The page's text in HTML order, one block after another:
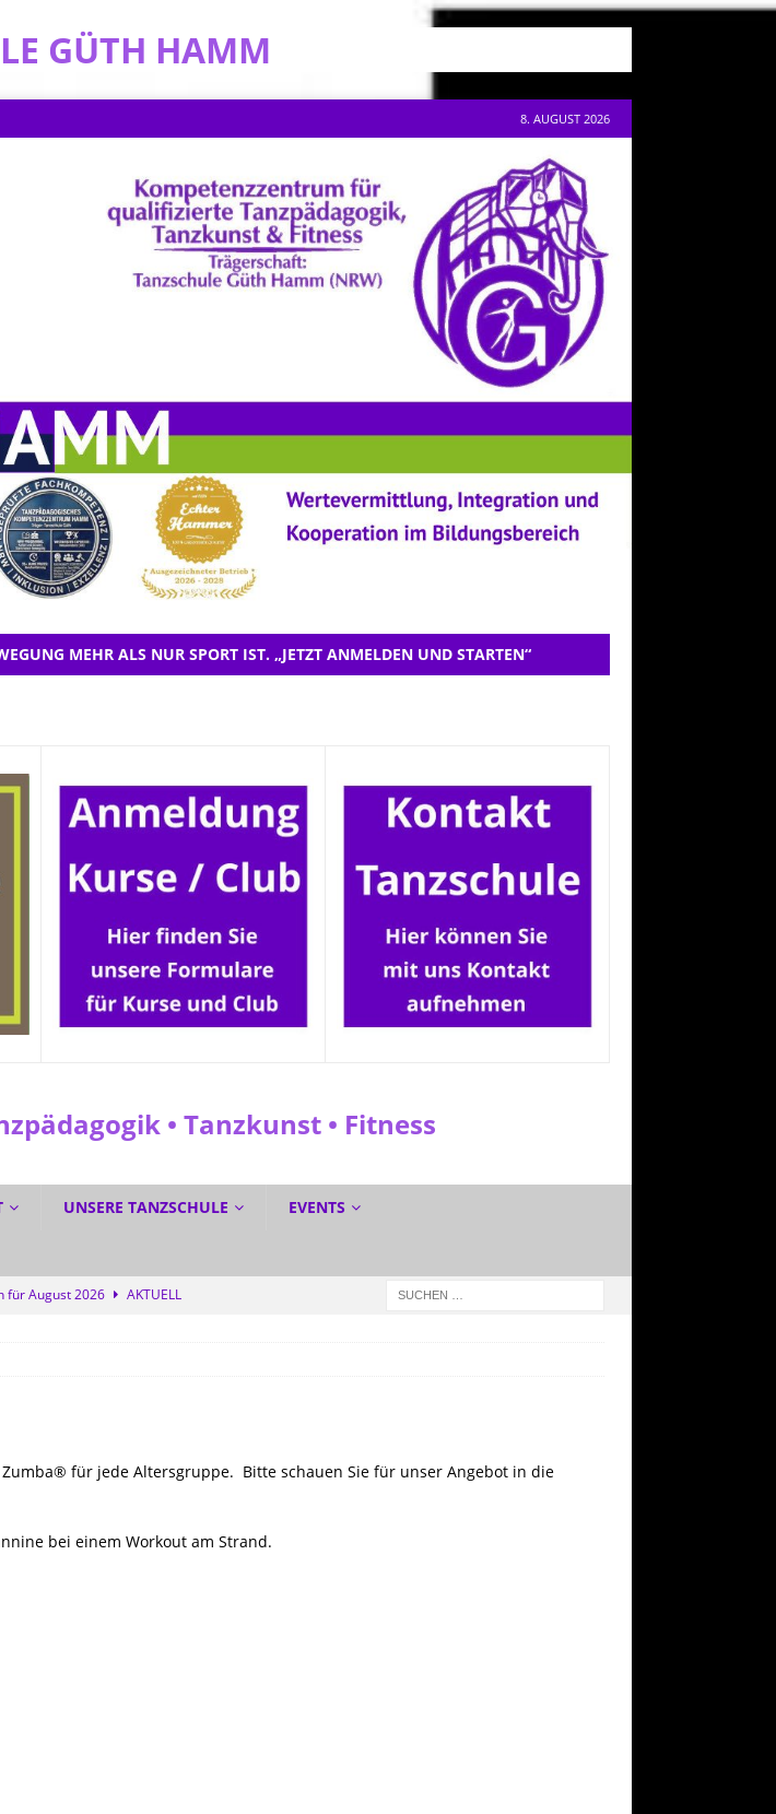
GÜTH HAMM
8. AUGUST 2026
MEHR ALS NUR SPORT IST. „JETZT ANMELDEN UND STARTEN“
• Tanzkunst • Fitness
UNSERE TANZSCHULE EVENTS
für August 2026
AKTUELL
der Tanzschule Güth!
für jede Altersgruppe. Bitte schauen Sie für unser Angebot in die
bei einem Workout am Strand.